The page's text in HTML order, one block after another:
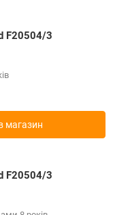
F20504/3
магазин
F20504/3